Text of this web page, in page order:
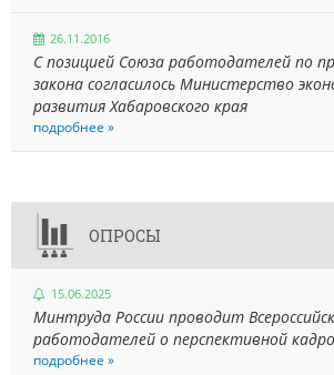
26.11.2016
С позицией Союза работодателей по
закона согласилось Министерство
развития Хабаровского края
подробнее »
ОПРОСЫ
15.06.2025
Минтруда России проводит
работодателей о перспективной
подробнее »